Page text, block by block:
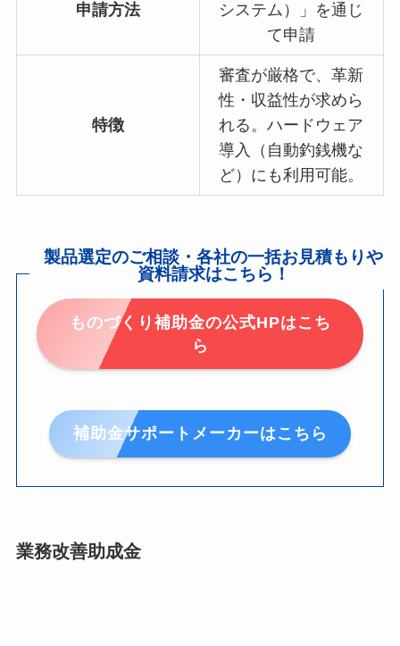
申請方法
システム）」を通じ
て申請
特徴
審査が厳格で、革新
性・収益性が求めら
れる。ハードウェア
導入（自動釣銭機な
ど）にも利用可能。
製品選定のご相談・各社の一括お見積もりや
資料請求はこちら！
ものづくり補助金の公式HPはこち
ら
補助金サポートメーカーはこちら
業務改善助成金